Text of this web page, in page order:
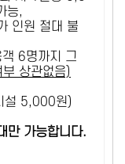
능,
인원 절대 불
6명까지 그
상관없음)
설 5,000원)
만 가능합니다.